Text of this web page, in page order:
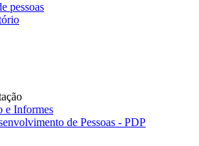
pessoas
e Informes
de Pessoas - PDP